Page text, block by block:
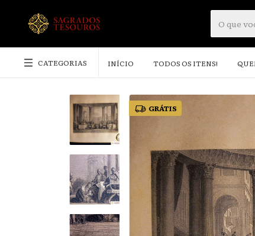
CATEGORIAS INÍCIO TODOS OS ITENS!
GRÁTIS